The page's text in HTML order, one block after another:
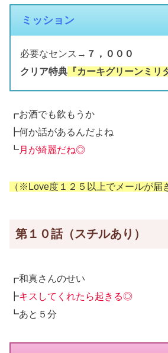
ミッション
必要なセンス→ ７，０００
クリア特典 『カーキグリーンミリ
┏お酒でも飲もうか
┣何か話があるんだよね
┗月が綺麗だね◎
（※Love度１２５以上でメールが届
第１０話（スチルあり）
┏和真さんのせい
┣キスしてくれたら起きる◎
┗あと５分